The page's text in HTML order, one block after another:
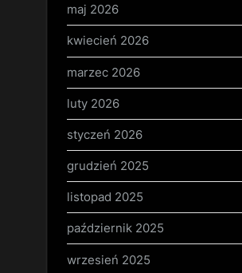
maj 2026
kwiecień 2026
marzec 2026
luty 2026
styczeń 2026
grudzień 2025
listopad 2025
październik 2025
wrzesień 2025